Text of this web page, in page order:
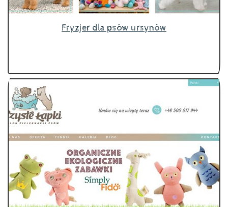
Fryzjer dla psów ursynów